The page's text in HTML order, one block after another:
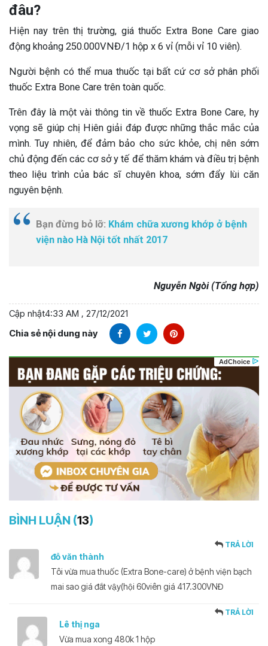
đâu?
Hiện nay trên thị trường, giá thuốc Extra Bone Care giao
động khoảng 250.000VNĐ/1 hộp x 6 vỉ (mỗi vỉ 10 viên).
Người bệnh có thể mua thuốc tại bất cứ cơ sở phân phối
thuốc Extra Bone Care trên toàn quốc.
Trên đây là một vài thông tin về thuốc Extra Bone Care, hy
vọng sẽ giúp chị Hiên giải đáp được những thắc mắc của
mình. Tuy nhiên, để đảm bảo cho sức khỏe, chị nên sớm
chủ động đến các cơ sở y tế để thăm khám và điều trị bệnh
theo liệu trình của bác sĩ chuyên khoa, sớm đẩy lùi căn
nguyên bệnh.
Bạn đừng bỏ lỡ: Khám chữa xương khớp ở bệnh
viện nào Hà Nội tốt nhất 2017
Nguyễn Ngòi (Tổng hợp)
Cập nhật4:33 AM , 27/12/2021
Chia sẻ nội dung này
BÌNH LUẬN (13)
đỗ văn thành
TRẢ LỜI
Tôi vừa mua thuốc (Extra Bone-care) ở bệnh viện bạch
mai sao giá đắt vậy(hội 60viên giá 417.300VNĐ
Lê thị nga
TRẢ LỜI
Vừa mua xong 480k 1 hộp